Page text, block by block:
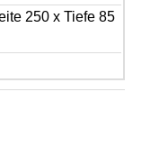
250 x Tiefe 85